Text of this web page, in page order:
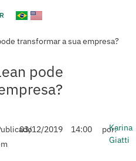
transformar a sua empresa?
pode
03/12/2019 14:00 por:Karina
Giatti